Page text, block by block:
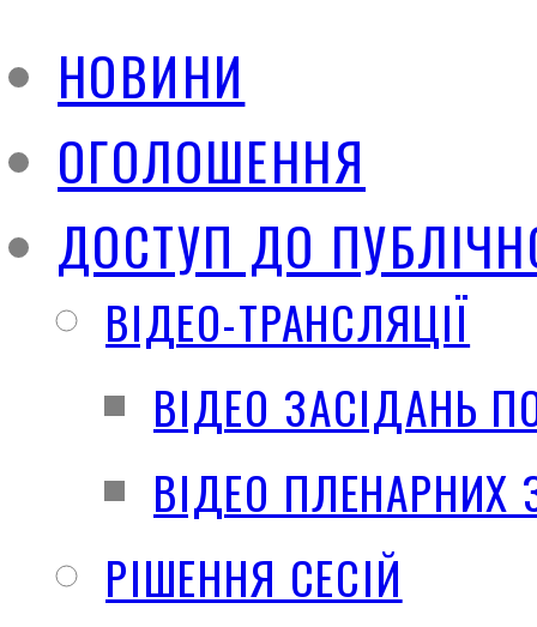
НОВИНИ
ОГОЛОШЕННЯ
ДОСТУП ДО
ВІДЕО-ТРАНСЛЯЦІЇ
ВІДЕО ЗАСІДАНЬ
ВІДЕО ПЛЕНАРНИХ
РІШЕННЯ СЕСІЙ